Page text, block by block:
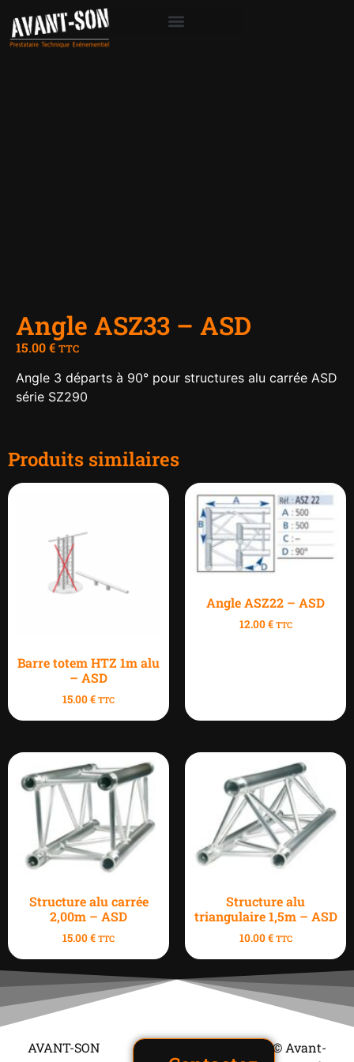
Angle ASZ33 – ASD
15.00€ TTC
Angle 3 départs à 90° pour structures alu carrée ASD
série SZ290
Produits similaires
Barre totem HTZ 1m alu
– ASD
15.00€ TTC
Angle ASZ22 – ASD
12.00€ TTC
Structure alu carrée
2,00m – ASD
15.00€ TTC
Structure alu
triangulaire 1,5m – ASD
10.00€ TTC
AVANT-SON
© Avant-